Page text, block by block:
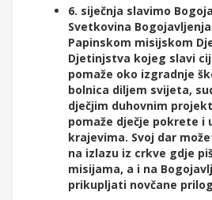
6. siječnja slavimo
Svetkovina
Papinskom misijskom
Djetinjstva kojeg slavi
pomaže oko izgradnje
bolnica diljem svijeta,
dječjim duhovnim
pomaže dječje pokrete i
krajevima. Svoj dar
na izlazu iz crkve gdje
misijama, a i na
prikupljati novčane